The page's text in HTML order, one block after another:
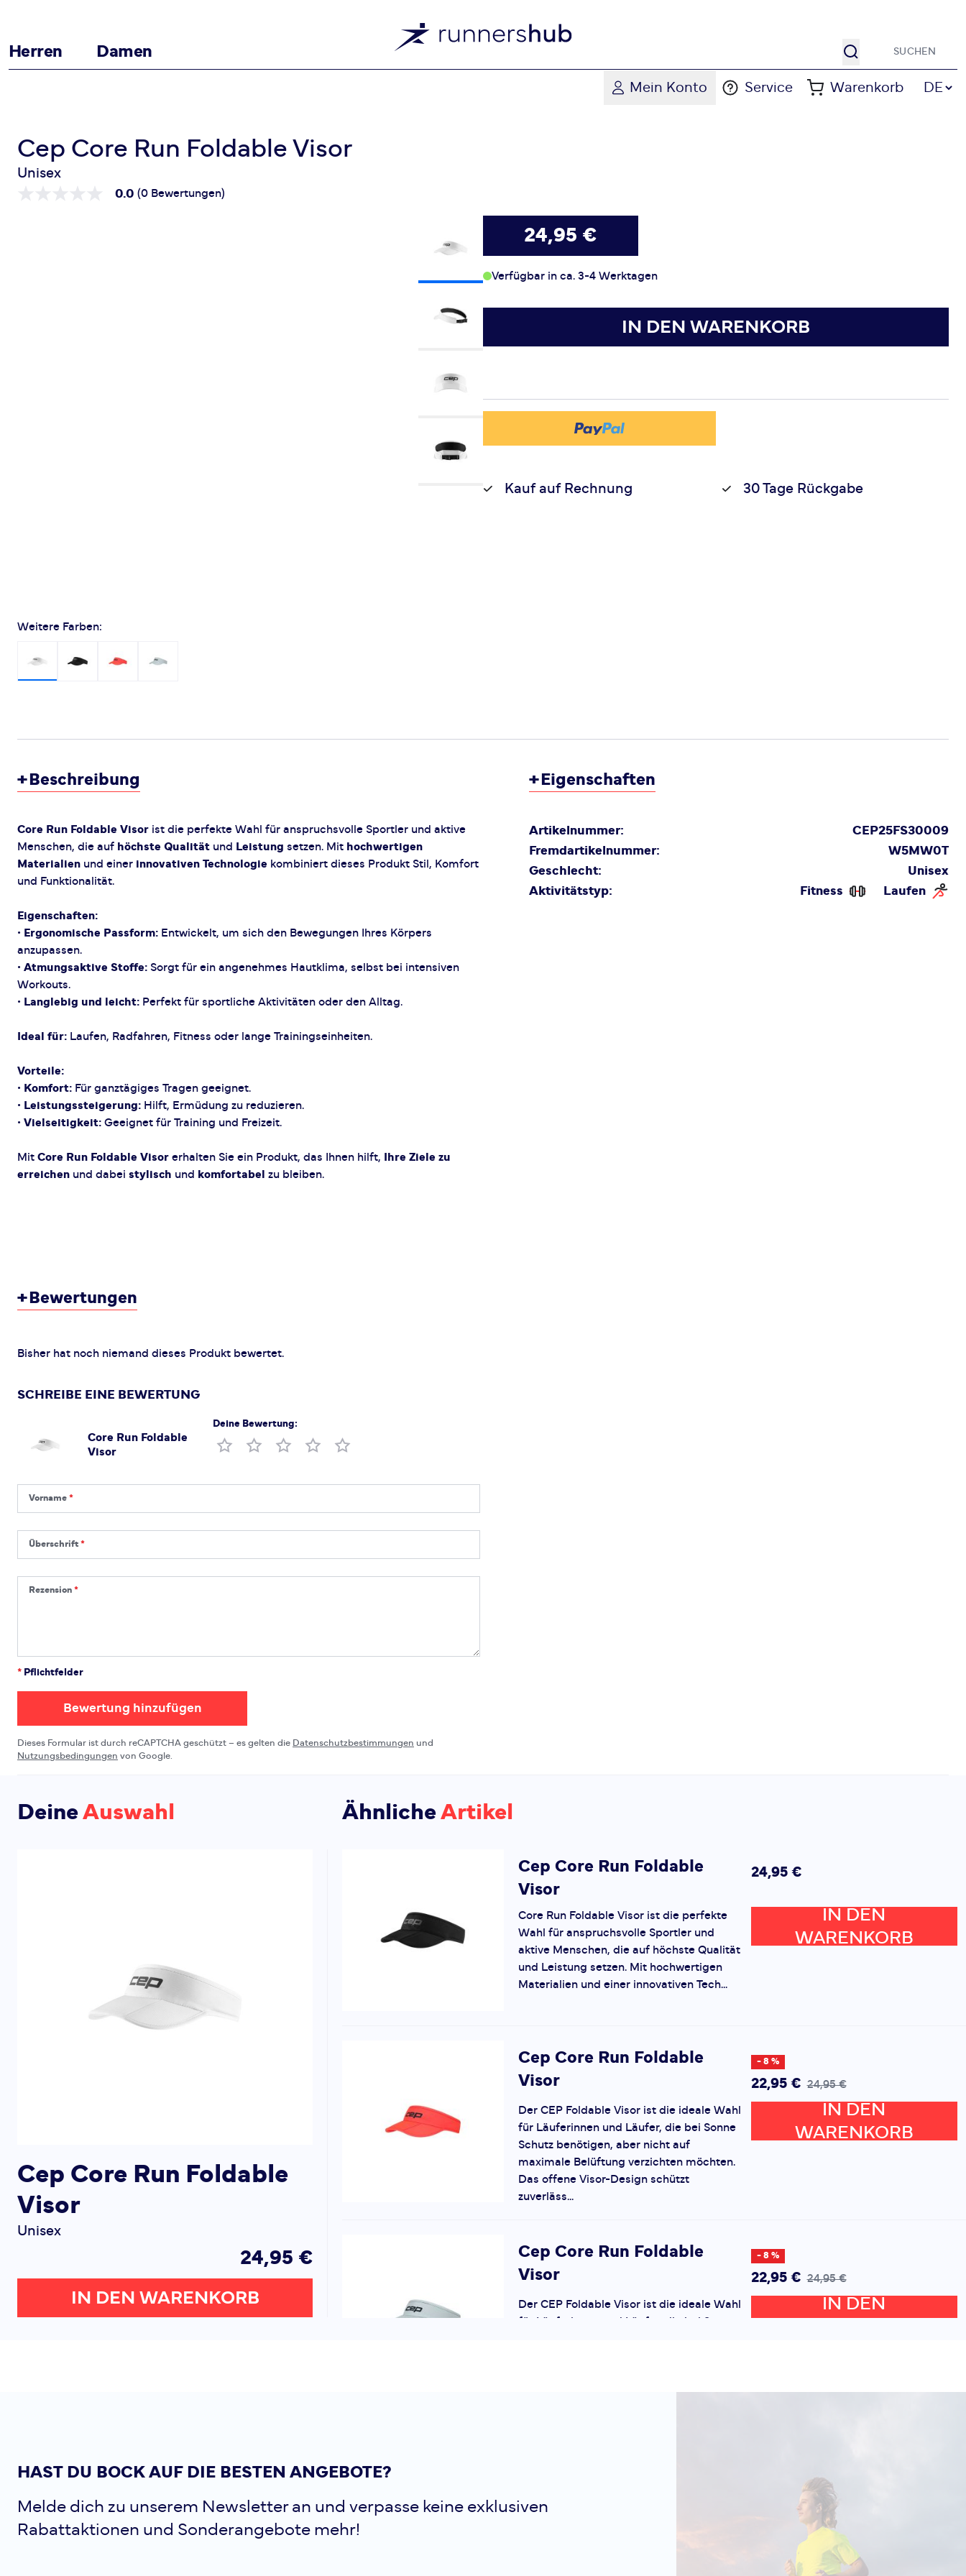
Herren Damen Suche
Mein Konto Service Warenkorb Sprache
DE
Core Run Foldable Visor
Cep Core Run Foldable Visor
Unisex
0.0 (0 Bewertungen)
Weitere Farben:
24,95 €
Verfügbar in ca. 3-4 Werktagen
IN DEN WARENKORB
Kauf auf Rechnung 30 Tage Rückgabe
+ Beschreibung
Core Run Foldable Visor ist die perfekte Wahl für anspruchsvolle Sportler und aktive
Menschen, die auf höchste Qualität und Leistung setzen. Mit hochwertigen
Materialien und einer innovativen Technologie kombiniert dieses Produkt Stil, Komfort
und Funktionalität.
Eigenschaften:
• Ergonomische Passform: Entwickelt, um sich den Bewegungen Ihres Körpers
anzupassen.
• Atmungsaktive Stoffe: Sorgt für ein angenehmes Hautklima, selbst bei intensiven
Workouts.
• Langlebig und leicht: Perfekt für sportliche Aktivitäten oder den Alltag.
Ideal für: Laufen, Radfahren, Fitness oder lange Trainingseinheiten.
Vorteile:
• Komfort: Für ganztägiges Tragen geeignet.
• Leistungssteigerung: Hilft, Ermüdung zu reduzieren.
• Vielseitigkeit: Geeignet für Training und Freizeit.
Mit Core Run Foldable Visor erhalten Sie ein Produkt, das Ihnen hilft,
Ihre Ziele zu
erreichen und dabei stylisch und komfortabel zu bleiben.
+ Eigenschaften
Artikelnummer:
CEP25FS30009
Fremdartikelnummer:
W5MW0T
Geschlecht:
Unisex
Aktivitätstyp:
Fitness Laufen
+ Bewertungen
Bisher hat noch niemand dieses Produkt bewertet.
SCHREIBE EINE BEWERTUNG
Core Run Foldable
Visor
Deine Bewertung:
Produktbewertung
Vorname
Vorname
Überschrift
Überschrift
Rezension
Rezension
* Pflichtfelder
Bewertung hinzufügen
Dieses Formular ist durch reCAPTCHA geschützt – es gelten die Datenschutzbestimmungen und
Nutzungsbedingungen von Google.
DeineAuswahl
Cep Core Run Foldable
Visor
Unisex
24,95 €
IN DEN WARENKORB
ÄhnlicheArtikel
Cep Core Run Foldable
Visor
24,95 €
Core Run Foldable Visor ist die perfekte
Wahl für anspruchsvolle Sportler und
aktive Menschen, die auf höchste Qualität
und Leistung setzen. Mit hochwertigen
Materialien und einer innovativen Tech...
IN DEN
WARENKORB
Cep Core Run Foldable
Visor
- 8 %
22,95 € 24,95 €
Der CEP Foldable Visor ist die ideale Wahl
für Läuferinnen und Läufer, die bei Sonne
Schutz benötigen, aber nicht auf
maximale Belüftung verzichten möchten.
Das offene Visor-Design schützt
zuverläss...
IN DEN
WARENKORB
Cep Core Run Foldable
Visor
- 8 %
22,95 € 24,95 €
Der CEP Foldable Visor ist die ideale Wahl
für Läuferinnen und Läufer, die bei Sonne
IN DEN
Core Run Foldable Cap ist die perfekte
Wahl für anspruchsvolle Sportler und
IN DEN
WARENKORB
HAST DU BOCK AUF DIE BESTEN ANGEBOTE?
Melde dich zu unserem Newsletter an und verpasse keine exklusiven
Rabattaktionen und Sonderangebote mehr!